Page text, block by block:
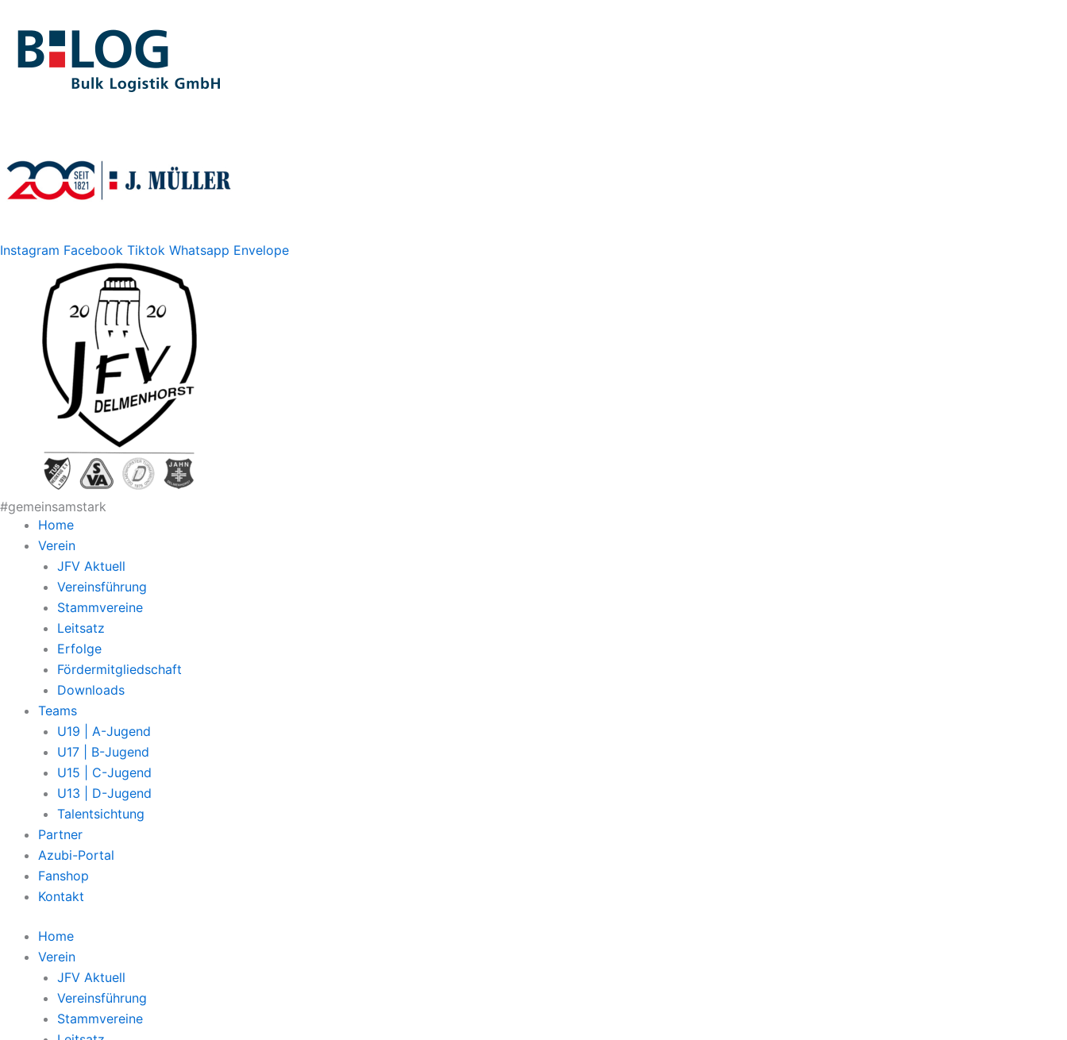
Instagram Facebook Tiktok Whatsapp Envelope
#gemeinsamstark
Home
Verein
JFV Aktuell
Vereinsführung
Stammvereine
Leitsatz
Erfolge
Fördermitgliedschaft
Downloads
Teams
U19 | A-Jugend
U17 | B-Jugend
U15 | C-Jugend
U13 | D-Jugend
Talentsichtung
Partner
Azubi-Portal
Fanshop
Kontakt
Home
Verein
JFV Aktuell
Vereinsführung
Stammvereine